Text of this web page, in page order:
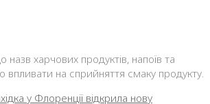
харчових продуктів, напоїв та
впливати на сприйняття смаку продукту.